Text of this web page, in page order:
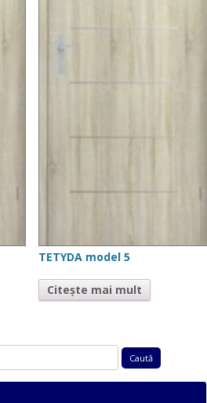
TETYDA model 5
Citește mai mult